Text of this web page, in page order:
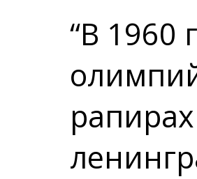
“В 1960